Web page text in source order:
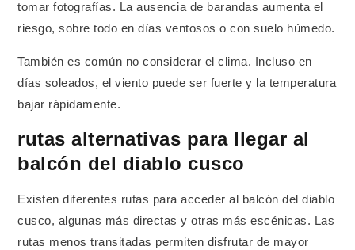
tomar fotografías. La ausencia de barandas aumenta el
riesgo, sobre todo en días ventosos o con suelo húmedo.
También es común no considerar el clima. Incluso en
días soleados, el viento puede ser fuerte y la temperatura
bajar rápidamente.
rutas alternativas para llegar al
balcón del diablo cusco
Existen diferentes rutas para acceder al balcón del diablo
cusco, algunas más directas y otras más escénicas. Las
rutas menos transitadas permiten disfrutar de mayor